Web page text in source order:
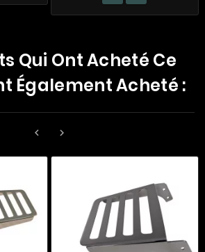
Qui Ont Acheté Ce
Également Acheté :
 